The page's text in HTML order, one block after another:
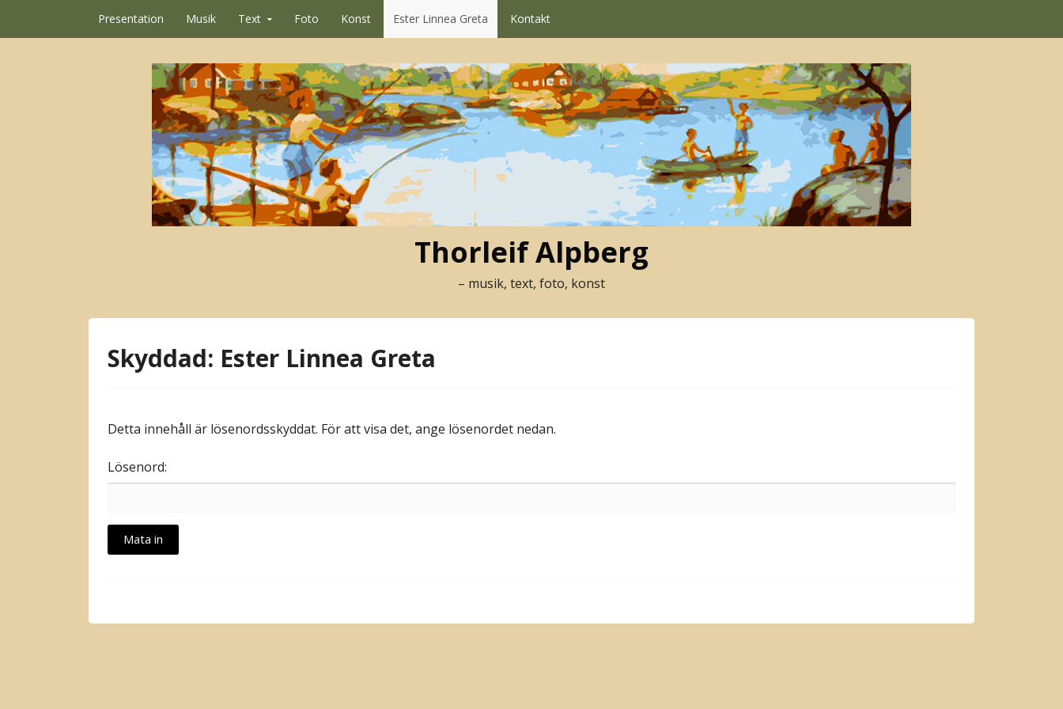
Presentation Musik Text Foto Konst Ester Linnea Greta Kontakt
Thorleif Alpberg
– musik, text, foto, konst
Skyddad: Ester Linnea Greta
Detta innehåll är lösenordsskyddat. För att visa det, ange lösenordet nedan.
Lösenord: